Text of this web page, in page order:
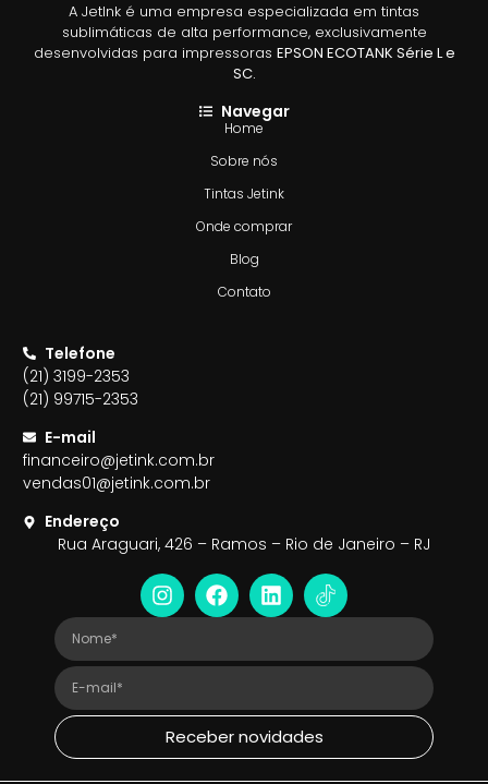
A JetInk é uma empresa especializada em tintas
sublimáticas de alta performance, exclusivamente
desenvolvidas para impressoras EPSON ECOTANK Série L e
SC.
Navegar
Home
Sobre nós
Tintas Jetink
Onde comprar
Blog
Contato
Telefone
(21) 3199-2353
(21) 99715-2353
E-mail
financeiro@jetink.com.br
vendas01@jetink.com.br
Endereço
Rua Araguari, 426 – Ramos – Rio de Janeiro – RJ
Receber novidades